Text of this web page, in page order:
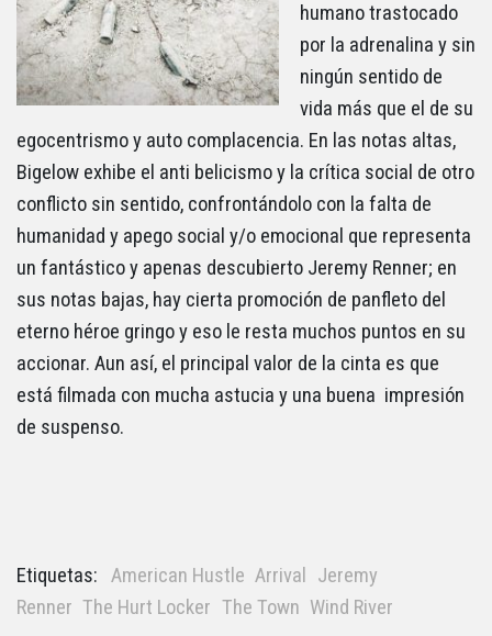
humano trastocado
por la adrenalina y sin
ningún sentido de
vida más que el de su
egocentrismo y auto complacencia. En las notas altas,
Bigelow exhibe el anti belicismo y la crítica social de otro
conflicto sin sentido, confrontándolo con la falta de
humanidad y apego social y/o emocional que representa
un fantástico y apenas descubierto Jeremy Renner; en
sus notas bajas, hay cierta promoción de panfleto del
eterno héroe gringo y eso le resta muchos puntos en su
accionar. Aun así, el principal valor de la cinta es que
está filmada con mucha astucia y una buena impresión
de suspenso.
Etiquetas: American Hustle Arrival
Jeremy
Renner The Hurt Locker The Town Wind River